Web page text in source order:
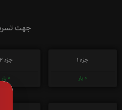
جهت
جزء 1
0 بار
جزء 2
0 بار